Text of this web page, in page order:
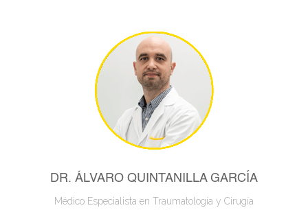
DR. ÁLVARO QUINTANILLA GARCÍA
Médico Especialista en Traumatología y Cirugía